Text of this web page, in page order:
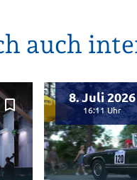
auch
bookmark_border 8. Juli 2026
16:11